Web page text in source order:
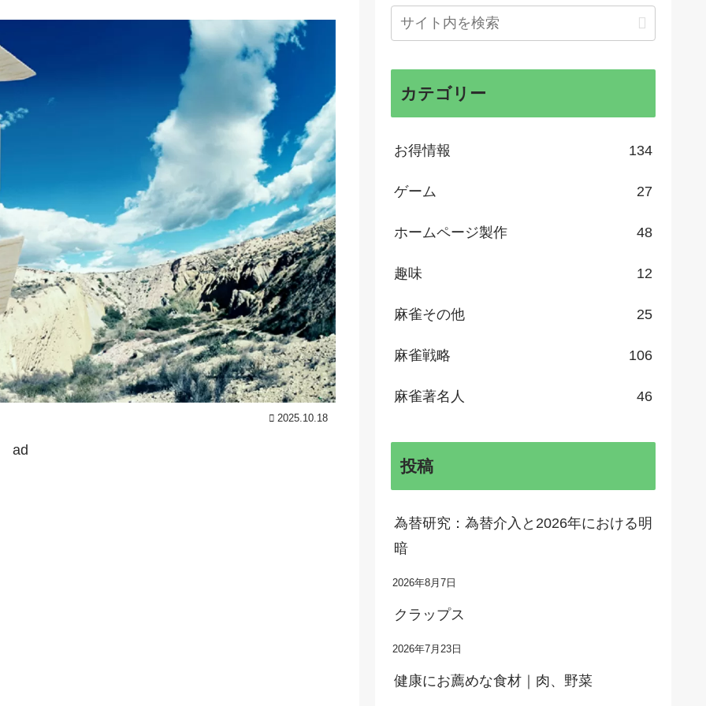
2025.10.18
ad
カテゴリー
お得情報 134
ゲーム 27
ホームページ製作 48
趣味 12
麻雀その他 25
麻雀戦略 106
麻雀著名人 46
投稿
為替研究：為替介入と2026年における明
暗
2026年8月7日
クラップス
2026年7月23日
健康にお薦めな食材｜肉、野菜